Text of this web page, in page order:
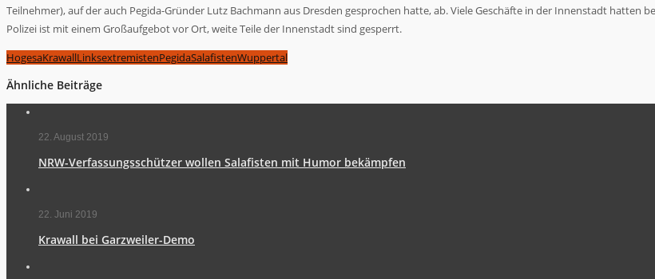
Teilnehmer), auf der auch Pegida-Gründer Lutz Bachmann aus Dresden gesprochen hatte, ab. Viele Geschäfte in der Innenstadt hatten
Polizei ist mit einem Großaufgebot vor Ort, weite Teile der Innenstadt sind gesperrt.
HogesaKrawallLinksextremistenPegidaSalafistenWuppertal
Ähnliche Beiträge
22. August 2019
NRW-Verfassungsschützer wollen Salafisten mit Humor bekämpfen
22. Juni 2019
Krawall bei Garzweiler-Demo